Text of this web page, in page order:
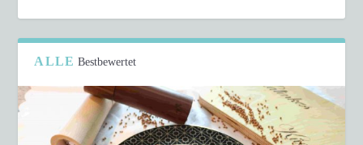
ALLE Bestbewertet